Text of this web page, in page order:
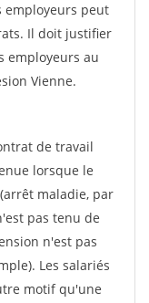
employeurs peut
Il doit justifier
employeurs au
Vienne.
de travail
lorsque le
maladie, par
pas tenu de
n'est pas
Les salariés
motif qu'une